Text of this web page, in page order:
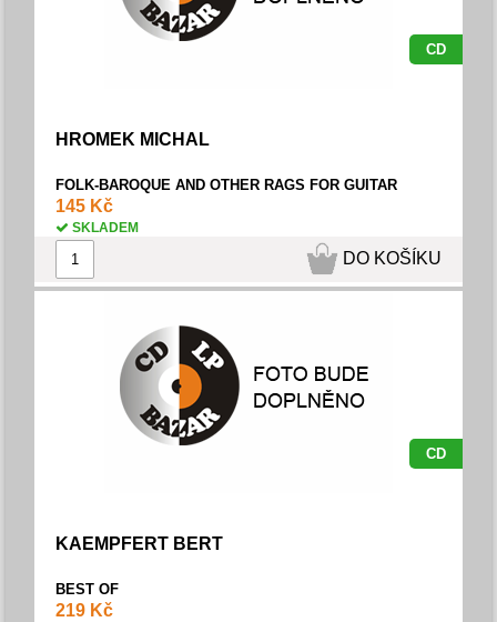
CD
HROMEK MICHAL
FOLK-BAROQUE AND OTHER RAGS FOR GUITAR
145 Kč
SKLADEM
DO KOŠÍKU
CD
KAEMPFERT BERT
BEST OF
219 Kč